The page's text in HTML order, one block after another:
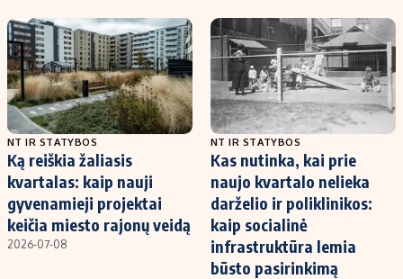
NT IR STATYBOS
Ką reiškia žaliasis
kvartalas: kaip nauji
gyvenamieji projektai
keičia miesto rajonų veidą
2026-07-08
NT IR STATYBOS
Kas nutinka, kai prie
naujo kvartalo nelieka
darželio ir poliklinikos:
kaip socialinė
infrastruktūra lemia
būsto pasirinkimą